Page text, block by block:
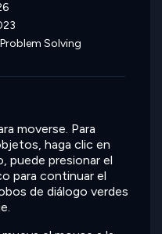
Problem Solving
moverse. Para
haga clic en
puede presionar el
para continuar el
de diálogo verdes